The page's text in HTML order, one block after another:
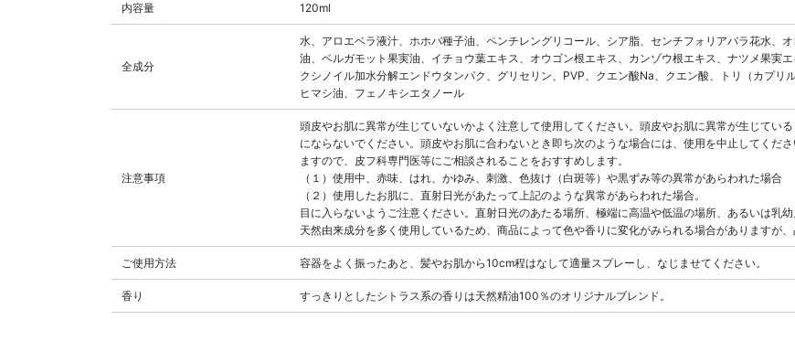
内容量 120ml
全成分
水、アロエベラ液汁、ホホバ種子油、ペンチレングリコール、シア脂、センチフォリアバラ花水、
油、ベルガモット果実油、イチョウ葉エキス、オウゴン根エキス、カンゾウ根エキス、ナツメ果実
クシノイル加水分解エンドウタンパク、グリセリン、PVP、クエン酸Na、クエン酸、トリ（カプ
ヒマシ油、フェノキシエタノール
注意事項
頭皮やお肌に異常が生じていないかよく注意して使用してください。頭皮やお肌に異常が生じてい
にならないでください。頭皮やお肌に合わないとき即ち次のような場合には、使用を中止してくだ
ますので、皮フ科専門医等にご相談されることをおすすめします。
（１）使用中、赤味、はれ、かゆみ、刺激、色抜け（白斑等）や黒ずみ等の異常があらわれた場合
（２）使用したお肌に、直射日光があたって上記のような異常があらわれた場合。
目に入らないようご注意ください。直射日光のあたる場所、極端に高温や低温の場所、あるいは乳
天然由来成分を多く使用しているため、商品によって色や香りに変化がみられる場合がありますが、
ご使用方法 容器をよく振ったあと、髪やお肌から10cm程はなして適量スプレーし、なじませてください。
香り すっきりとしたシトラス系の香りは天然精油100％のオリジナルブレンド。